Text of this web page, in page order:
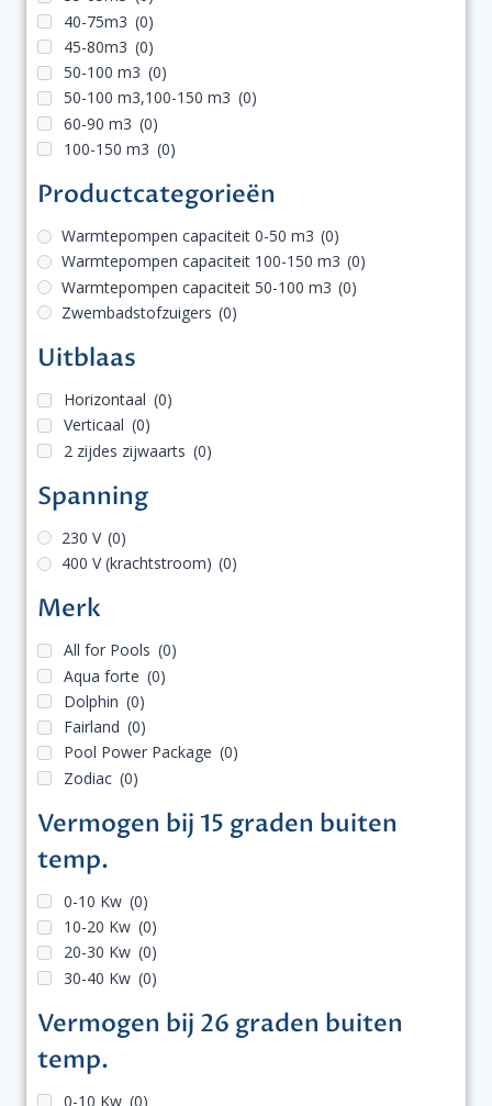
40-75m3 (0)
45-80m3 (0)
50-100 m3 (0)
50-100 m3,100-150 m3 (0)
60-90 m3 (0)
100-150 m3 (0)
Productcategorieën
Warmtepompen capaciteit 0-50 m3 (0)
Warmtepompen capaciteit 100-150 m3 (0)
Warmtepompen capaciteit 50-100 m3 (0)
Zwembadstofzuigers (0)
Uitblaas
Horizontaal (0)
Verticaal (0)
2 zijdes zijwaarts (0)
Spanning
230 V (0)
400 V (krachtstroom) (0)
Merk
All for Pools (0)
Aqua forte (0)
Dolphin (0)
Fairland (0)
Pool Power Package (0)
Zodiac (0)
Vermogen bij 15 graden buiten
temp.
0-10 Kw (0)
10-20 Kw (0)
20-30 Kw (0)
30-40 Kw (0)
Vermogen bij 26 graden buiten
temp.
0-10 Kw (0)